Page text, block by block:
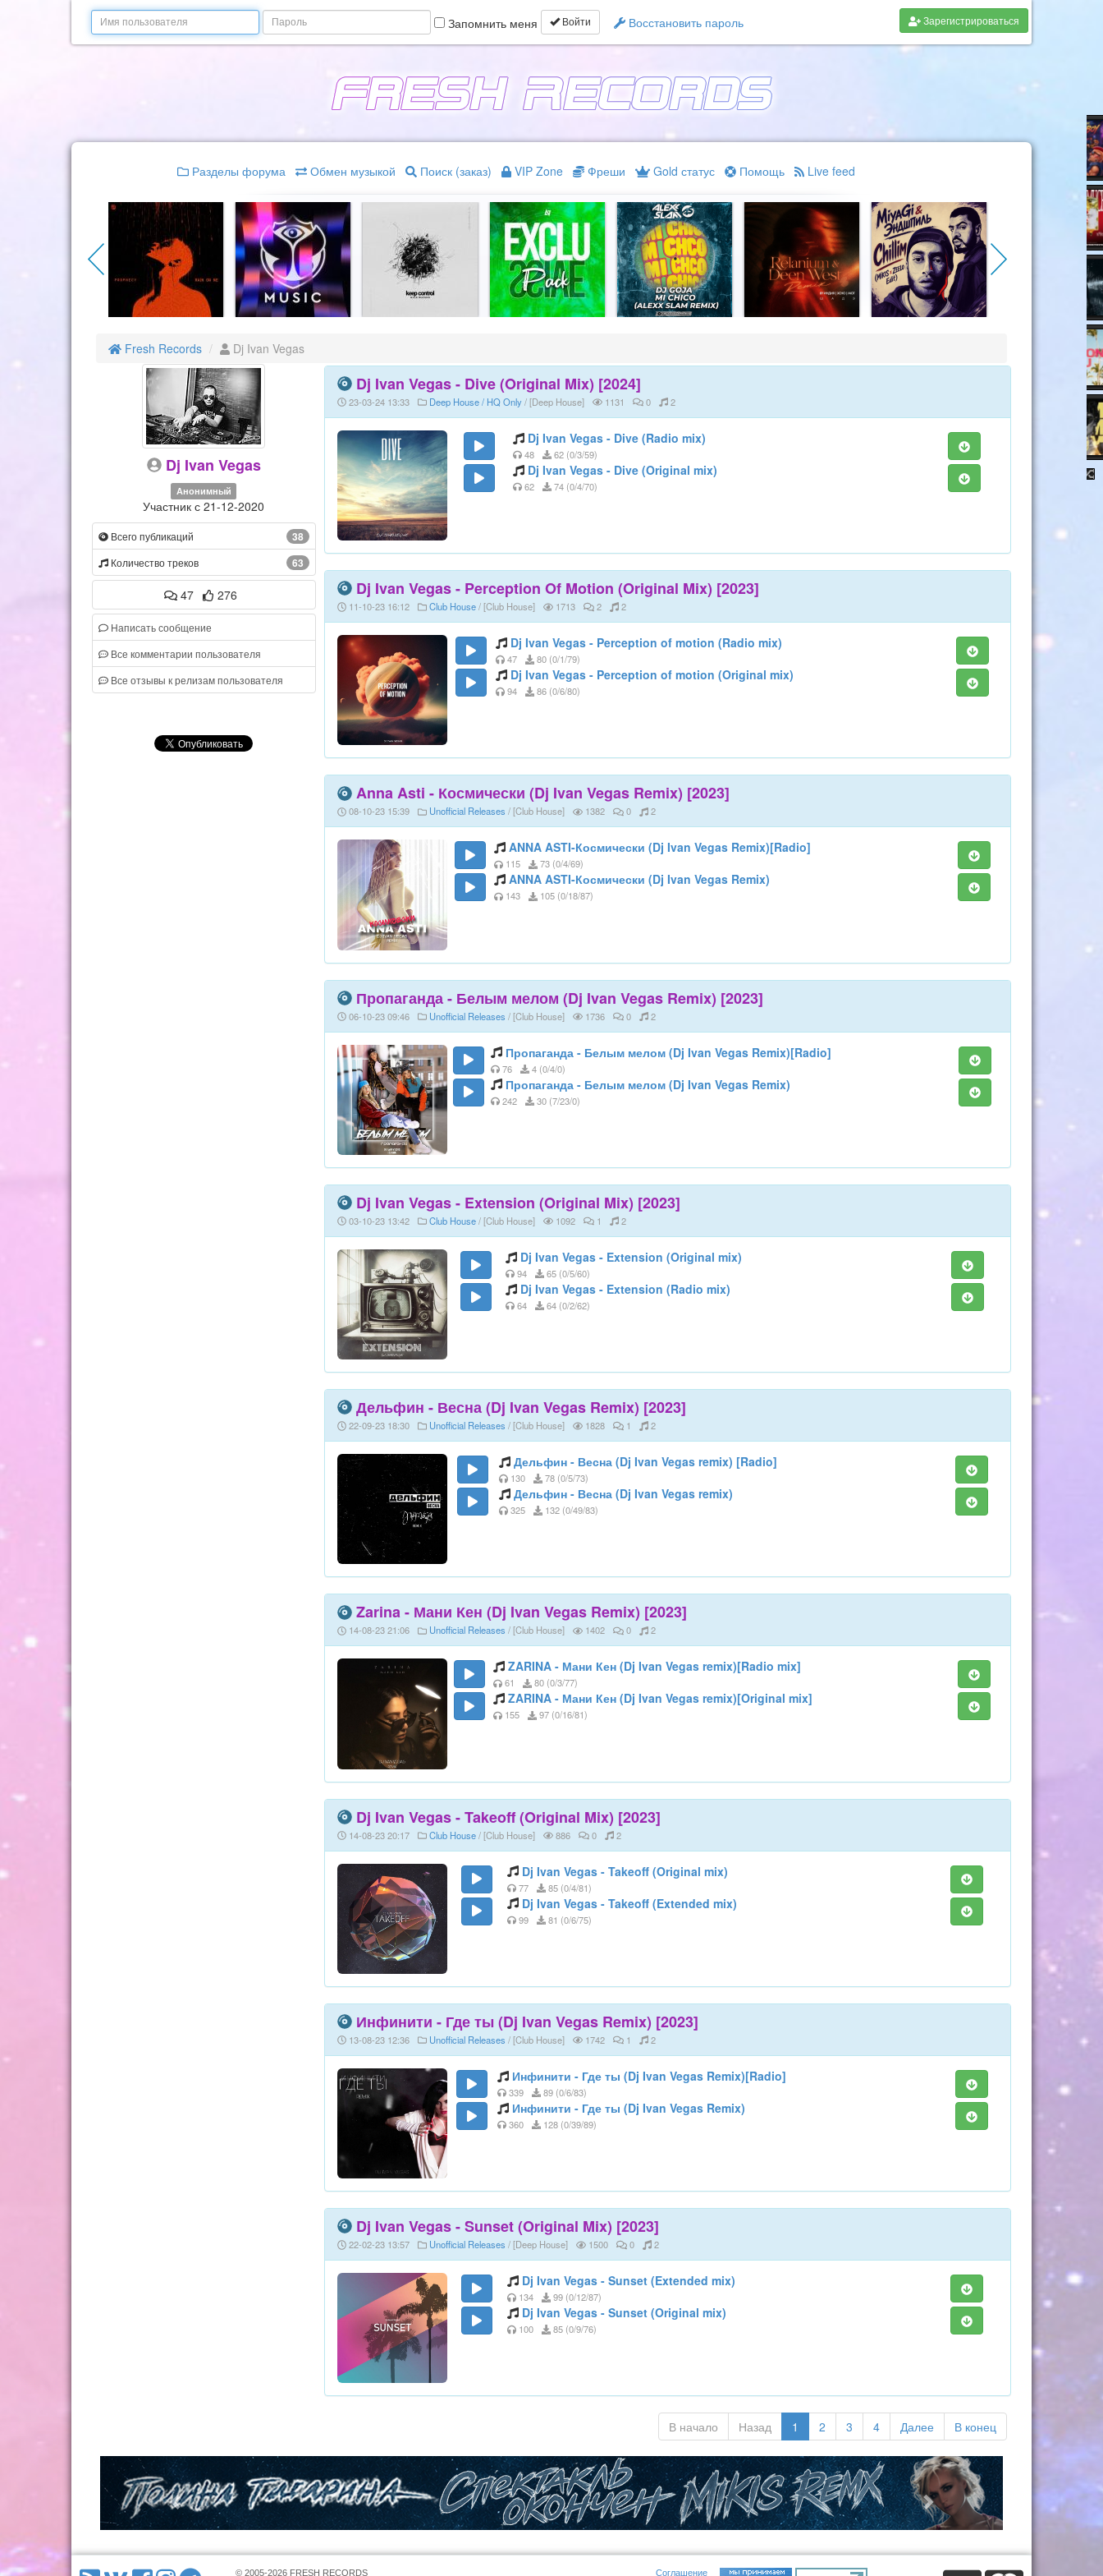
Email Пароль Запомнить меня Войти Восстановить пароль Зарегистрироваться
Разделы форума Обмен музыкой Поиск (заказ) VIP Zone Фреши Gold статус Помощь Live feed
Fresh Records Dj Ivan Vegas
Dj Ivan Vegas
Анонимный
Участник с 21-12-2020
38
Всего публикаций
63
Количество треков
47 276
Написать сообщение
Все комментарии пользователя
Все отзывы к релизам пользователя
Dj Ivan Vegas - Dive (Original Mix) [2024]
23-03-24 13:33 Deep House / HQ Only/ [Deep House] 1131 0 2
Dj Ivan Vegas - Dive (Radio mix)
48 62 (0/3/59)
Dj Ivan Vegas - Dive (Original mix)
62 74 (0/4/70)
Dj Ivan Vegas - Perception Of Motion (Original Mix) [2023]
11-10-23 16:12 Club House/ [Club House] 1713 2 2
Dj Ivan Vegas - Perception of motion (Radio mix)
47 80 (0/1/79)
Dj Ivan Vegas - Perception of motion (Original mix)
94 86 (0/6/80)
Anna Asti - Космически (Dj Ivan Vegas Remix) [2023]
08-10-23 15:39 Unofficial Releases / [Club House] 1382 0 2
ANNA ASTI-Космически (Dj Ivan Vegas Remix)[Radio]
115 73 (0/4/69)
ANNA ASTI-Космически (Dj Ivan Vegas Remix)
143 105 (0/18/87)
Пропаганда - Белым мелом (Dj Ivan Vegas Remix) [2023]
06-10-23 09:46 Unofficial Releases / [Club House] 1736 0 2
Пропаганда - Белым мелом (Dj Ivan Vegas Remix)[Radio]
76 4 (0/4/0)
Пропаганда - Белым мелом (Dj Ivan Vegas Remix)
242 30 (7/23/0)
Dj Ivan Vegas - Extension (Original Mix) [2023]
03-10-23 13:42 Club House/ [Club House] 1092 1 2
Dj Ivan Vegas - Extension (Original mix)
94 65 (0/5/60)
Dj Ivan Vegas - Extension (Radio mix)
64 64 (0/2/62)
Дельфин - Весна (Dj Ivan Vegas Remix) [2023]
22-09-23 18:30 Unofficial Releases / [Club House] 1828 1 2
Дельфин - Весна (Dj Ivan Vegas remix) [Radio]
130 78 (0/5/73)
Дельфин - Весна (Dj Ivan Vegas remix)
325 132 (0/49/83)
Zarina - Мани Кен (Dj Ivan Vegas Remix) [2023]
14-08-23 21:06 Unofficial Releases / [Club House] 1402 0 2
ZARINA - Мани Кен (Dj Ivan Vegas remix)[Radio mix]
61 80 (0/3/77)
ZARINA - Мани Кен (Dj Ivan Vegas remix)[Original mix]
155 97 (0/16/81)
Dj Ivan Vegas - Takeoff (Original Mix) [2023]
14-08-23 20:17 Club House/ [Club House] 886 0 2
Dj Ivan Vegas - Takeoff (Original mix)
77 85 (0/4/81)
Dj Ivan Vegas - Takeoff (Extended mix)
99 81 (0/6/75)
Инфинити - Где ты (Dj Ivan Vegas Remix) [2023]
13-08-23 12:36 Unofficial Releases / [Club House] 1742 1 2
Инфинити - Где ты (Dj Ivan Vegas Remix)[Radio]
339 89 (0/6/83)
Инфинити - Где ты (Dj Ivan Vegas Remix)
360 128 (0/39/89)
Dj Ivan Vegas - Sunset (Original Mix) [2023]
22-02-23 13:57 Unofficial Releases / [Deep House] 1500 0 2
Dj Ivan Vegas - Sunset (Extended mix)
134 99 (0/12/87)
Dj Ivan Vegas - Sunset (Original mix)
100 85 (0/9/76)
В начало Назад 1 2 3 4 Далее В конец
© 2005-2026 FRESH RECORDS Соглашение